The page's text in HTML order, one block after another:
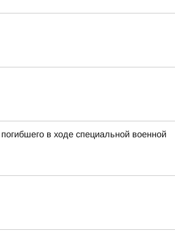
в ходе специальной военной